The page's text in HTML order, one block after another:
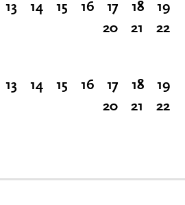
13 14 15 16 17 18
19
20
21 22
13 14 15 16 17 18
19
20
21 22